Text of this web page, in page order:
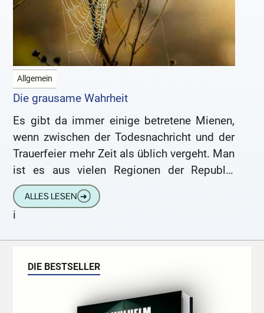
Allgemein
Die grausame Wahrheit
Es gibt da immer einige betretene Mienen,
wenn zwischen der Todesnachricht und der
Trauerfeier mehr Zeit als üblich vergeht. Man
ist es aus vielen Regionen der Republik
gewöhnt, daß die
ALLES LESEN ➔
i
DIE BESTSELLER